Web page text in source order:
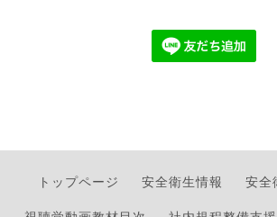
トップページ 安全衛生情報
安全